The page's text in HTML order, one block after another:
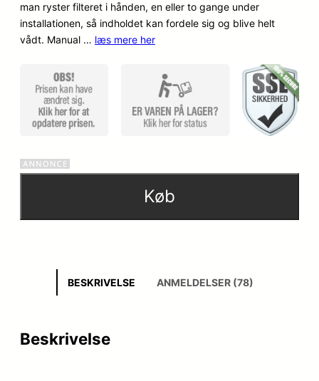
man ryster filteret i hånden, en eller to gange under
installationen, så indholdet kan fordele sig og blive helt
vådt. Manual … læs mere her
Køb
BESKRIVELSE ANMELDELSER (78)
Beskrivelse